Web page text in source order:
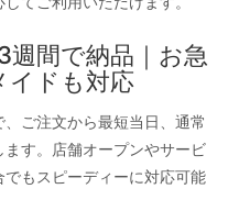
週間で納品｜お急
イドも対応
ご注文から最短当日、通常
す。店舗オープンやサービ
もスピーディーに対応可能